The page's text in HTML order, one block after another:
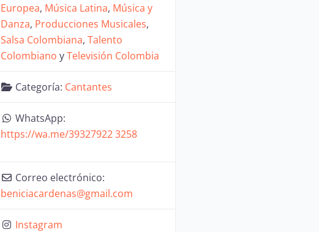
Europea, Música Latina, Música y
Danza, Producciones Musicales,
Salsa Colombiana, Talento
Colombiano yTelevisión Colombia
Categoría: Cantantes
WhatsApp:
https://wa.me/39327922 3258
Correo electrónico:
beniciacardenas@gmail.com
Instagram